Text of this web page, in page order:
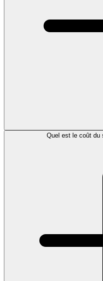
Quel est le coût du